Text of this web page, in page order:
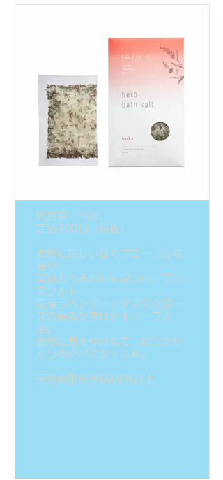
内容量：40g
定価400円（税抜）
女性に嬉しい甘くフローラルな
香り
美肌とうるおいを保つハーブバ
スソルト
国産ラベンダーとダマスクロー
ズの恵みが溶けだすハーブ入
浴。
自然に身をゆだねて、ゆったり
くつろぐバスタイムを。
天然由来成分99.8%以上